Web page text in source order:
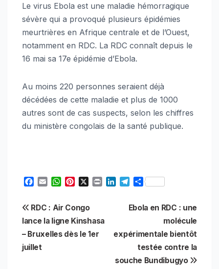
Le virus Ebola est une maladie hémorragique
sévère qui a provoqué plusieurs épidémies
meurtrières en Afrique centrale et de l’Ouest,
notamment en RDC. La RDC connaît depuis le
16 mai sa 17e épidémie d’Ebola.
Au moins 220 personnes seraient déjà
décédées de cette maladie et plus de 1000
autres sont de cas suspects, selon les chiffres
du ministère congolais de la santé publique.
e
b
o
o
k
l
W
t
s
A
p
t
e
r
e
t
d
I
e
r
a
S
r
Navigation
de
l’article
Ebola en RDC : une
molécule
expérimentale bientôt
testée contre la
souche Bundibugyo
RDC : Air Congo
lance la ligne Kinshasa
– Bruxelles dès le 1er
juillet